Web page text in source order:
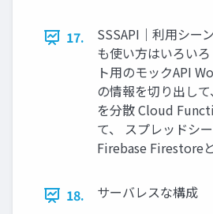
17.
SSSAPI｜利用シー
も使い方はいろい
ト用のモックAPI
の情報を切り出し
を分散 Cloud
て、 スプレッドシ
Firebase Firestore
18. サーバレスな構成